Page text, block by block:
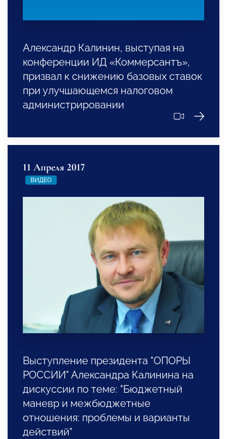
Александр Калинин, выступая на
конференции ИД «Коммерсантъ»,
призвал к снижению базовых ставок
при улучшающемся налоговом
администрировании
11 Апреля 2017
ВИДЕО
Выступление президента "ОПОРЫ
РОССИИ" Александра Калинина на
дискуссии по теме: "Бюджетный
маневр и межбюджетные
отношения: проблемы и варианты
действий"